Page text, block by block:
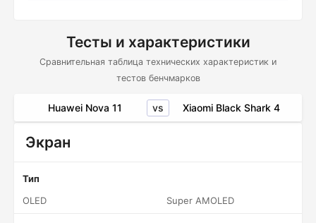
Тесты и характеристики
Сравнительная таблица технических характеристик и
тестов бенчмарков
Huawei Nova 11 vs Xiaomi Black Shark 4
Экран
Тип
OLED
Super AMOLED